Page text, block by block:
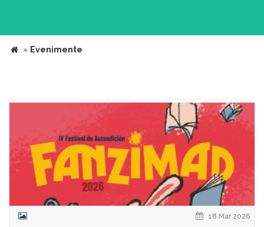
» Evenimente
18 Mar 2026